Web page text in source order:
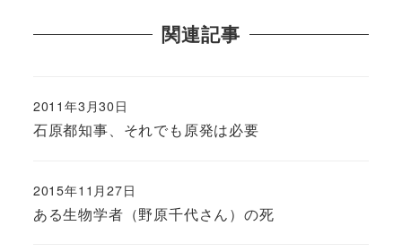
関連記事
石原都知事、それでも原発は必要
2011年3月30日
ある生物学者（野原千代さん）の死
2015年11月27日